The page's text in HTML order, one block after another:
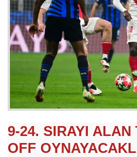
9-24. SIRAYI ALAN
OFF